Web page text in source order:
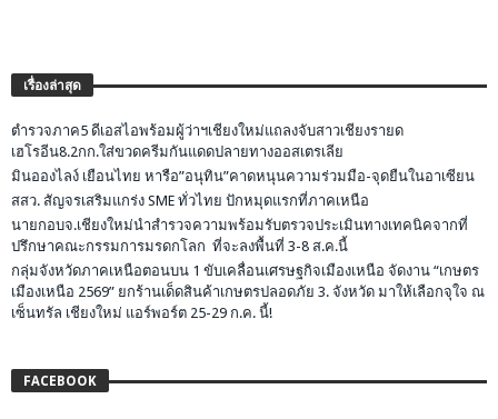
เรื่องล่าสุด
ตำรวจภาค5 ดีเอสไอพร้อมผู้ว่าฯเชียงใหม่แถลงจับสาวเชียงรายด
เฮโรอีน8.2กก.ใส่ขวดครีมกันแดดปลายทางออสเตรเลีย
มินอองไลง์ เยือนไทย หารือ”อนุทิน”คาดหนุนความร่วมมือ-จุดยืนในอาเซียน
สสว. สัญจรเสริมแกร่ง SME ทั่วไทย ปักหมุดแรกที่ภาคเหนือ
นายกอบจ.เชียงใหม่นำสำรวจความพร้อมรับตรวจประเมินทางเทคนิคจากที่
ปรึกษาคณะกรรมการมรดกโลก ที่จะลงพื้นที่ 3-8 ส.ค.นี้
กลุ่มจังหวัดภาคเหนือตอนบน 1 ขับเคลื่อนเศรษฐกิจเมืองเหนือ จัดงาน “เกษตร
เมืองเหนือ 2569” ยกร้านเด็ดสินค้าเกษตรปลอดภัย 3. จังหวัด มาให้เลือกจุใจ ณ
เซ็นทรัล เชียงใหม่ แอร์พอร์ต 25-29 ก.ค. นี้!
FACEBOOK